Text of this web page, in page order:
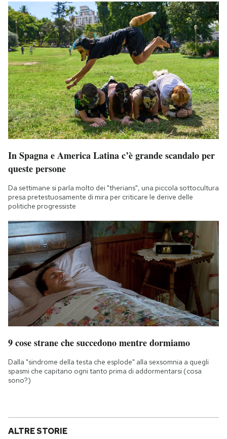
In Spagna e America Latina c’è grande scandalo per
queste persone
Da settimane si parla molto dei "therians", una piccola sottocultura
presa pretestuosamente di mira per criticare le derive delle
politiche progressiste
9 cose strane che succedono mentre dormiamo
Dalla "sindrome della testa che esplode" alla sexsomnia a quegli
spasmi che capitano ogni tanto prima di addormentarsi (cosa
sono?)
ALTRE STORIE